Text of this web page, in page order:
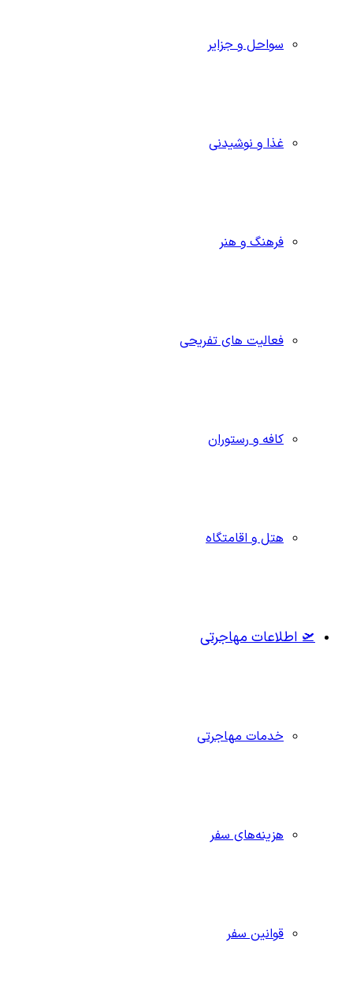
سواحل و جزایر
غذا و نوشیدنی
فرهنگ و هنر
فعالیت های تفریحی
کافه و رستوران
هتل و اقامتگاه
🛫 اطلاعات مهاجرتی
خدمات مهاجرتی
هزینه‌های سفر
قوانین سفر